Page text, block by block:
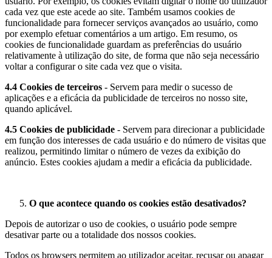
cada vez que este acede ao site. Também usamos cookies de
funcionalidade para fornecer serviços avançados ao usuário, como
por exemplo efetuar comentários a um artigo. Em resumo, os
cookies de funcionalidade guardam as preferências do usuário
relativamente à utilização do site, de forma que não seja necessário
voltar a configurar o site cada vez que o visita.
4.4 Cookies de terceiros - Servem para medir o sucesso de
aplicações e a eficácia da publicidade de terceiros no nosso site,
quando aplicável.
4.5 Cookies de publicidade - Servem para direcionar a publicidade
em função dos interesses de cada usuário e do número de visitas que
realizou, permitindo limitar o número de vezes da exibição do
anúncio. Estes cookies ajudam a medir a eficácia da publicidade.
O que acontece quando os cookies estão desativados?
Depois de autorizar o uso de cookies, o usuário pode sempre
desativar parte ou a totalidade dos nossos cookies.
Todos os browsers permitem ao utilizador aceitar, recusar ou apagar